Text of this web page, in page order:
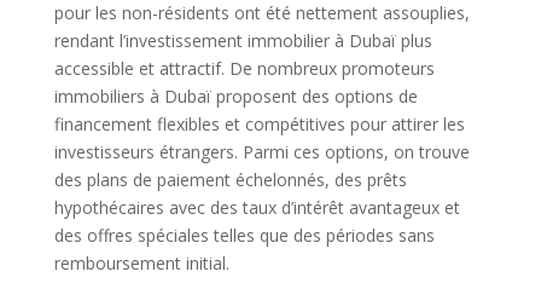
pour les non-résidents ont été nettement assouplies,
rendant l’investissement immobilier à Dubaï plus
accessible et attractif. De nombreux promoteurs
immobiliers à Dubaï proposent des options de
financement flexibles et compétitives pour attirer les
investisseurs étrangers. Parmi ces options, on trouve
des plans de paiement échelonnés, des prêts
hypothécaires avec des taux d’intérêt avantageux et
des offres spéciales telles que des périodes sans
remboursement initial.